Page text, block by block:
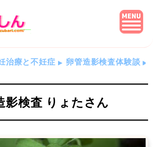
治療と不妊症 卵管造影検査体験談
影検査 りょたさん